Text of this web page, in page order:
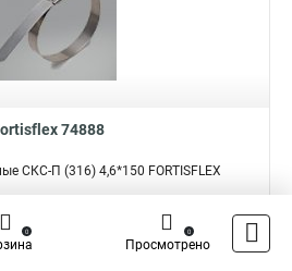
74888
СКС-П (316) 4,6*150 FORTISFLEX
Сравнить
0
Просмотрено
0